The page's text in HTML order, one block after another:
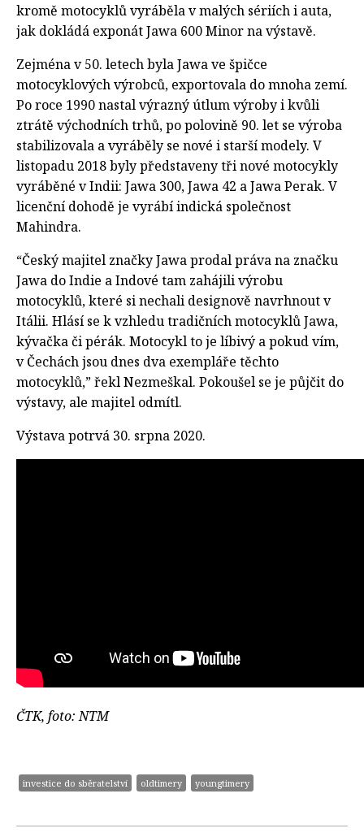
kromě motocyklů vyráběla v malých sériích i auta,
jak dokládá exponát Jawa 600 Minor na výstavě.
Zejména v 50. letech byla Jawa ve špičce
motocyklových výrobců, exportovala do mnoha zemí.
Po roce 1990 nastal výrazný útlum výroby i kvůli
ztrátě východních trhů, po polovině 90. let se výroba
stabilizovala a vyráběly se nové i starší modely. V
listopadu 2018 byly představeny tři nové motocykly
vyráběné v Indii: Jawa 300, Jawa 42 a Jawa Perak. V
licenční dohodě je vyrábí indická společnost
Mahindra.
“Český majitel značky Jawa prodal práva na značku
Jawa do Indie a Indové tam zahájili výrobu
motocyklů, které si nechali designově navrhnout v
Itálii. Hlásí se k vzhledu tradičních motocyklů Jawa,
kývačka či pérák. Motocykl to je líbivý a pokud vím,
v Čechách jsou dnes dva exempláře těchto
motocyklů,” řekl Nezmeškal. Pokoušel se je půjčit do
výstavy, ale majitel odmítl.
Výstava potrvá 30. srpna 2020.
ČTK, foto: NTM
investice do sběratelství oldtimery youngtimery